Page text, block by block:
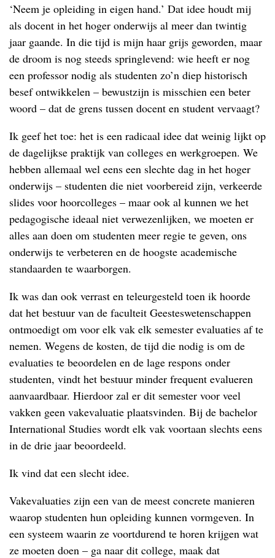
‘Neem je opleiding in eigen hand.’ Dat idee houdt mij
als docent in het hoger onderwijs al meer dan twintig
jaar gaande. In die tijd is mijn haar grijs geworden, maar
de droom is nog steeds springlevend: wie heeft er nog
een professor nodig als studenten zo’n diep historisch
besef ontwikkelen – bewustzijn is misschien een beter
woord – dat de grens tussen docent en student vervaagt?
Ik geef het toe: het is een radicaal idee dat weinig lijkt op
de dagelijkse praktijk van colleges en werkgroepen. We
hebben allemaal wel eens een slechte dag in het hoger
onderwijs – studenten die niet voorbereid zijn, verkeerde
slides voor hoorcolleges – maar ook al kunnen we het
pedagogische ideaal niet verwezenlijken, we moeten er
alles aan doen om studenten meer regie te geven, ons
onderwijs te verbeteren en de hoogste academische
standaarden te waarborgen.
Ik was dan ook verrast en teleurgesteld toen ik hoorde
dat het bestuur van de faculteit Geesteswetenschappen
ontmoedigt om voor elk vak elk semester evaluaties af te
nemen. Wegens de kosten, de tijd die nodig is om de
evaluaties te beoordelen en de lage respons onder
studenten, vindt het bestuur minder frequent evalueren
aanvaardbaar. Hierdoor zal er dit semester voor veel
vakken geen vakevaluatie plaatsvinden. Bij de bachelor
International Studies wordt elk vak voortaan slechts eens
in de drie jaar beoordeeld.
Ik vind dat een slecht idee.
Vakevaluaties zijn een van de meest concrete manieren
waarop studenten hun opleiding kunnen vormgeven. In
een systeem waarin ze voortdurend te horen krijgen wat
ze moeten doen – ga naar dit college, maak dat